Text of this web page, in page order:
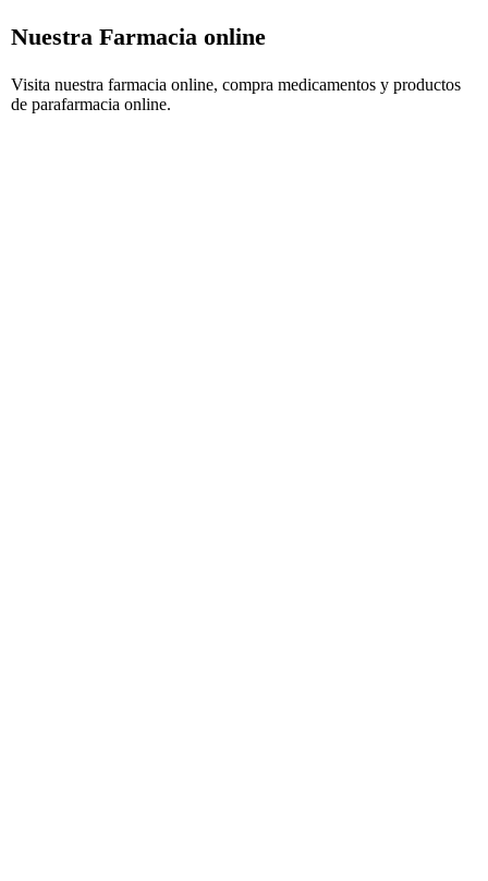
Nuestra Farmacia online
Visita nuestra farmacia online, compra medicamentos y productos
de parafarmacia online.